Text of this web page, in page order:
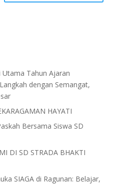
Utama Tahun Ajaran
dengan Semangat,
HAYATI
Bersama Siswa SD
DI SD STRADA BHAKTI
SIAGA di Ragunan: Belajar,